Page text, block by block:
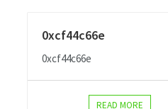
0xcf44c66e
0xcf44c66e
READ MORE